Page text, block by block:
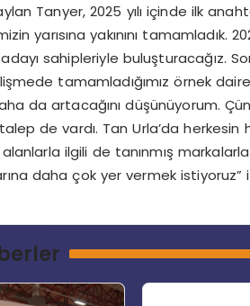
Tanyer, 2025 yılı içinde ilk
yarısına yakınını tamamladık.
adayı sahipleriyle buluşturacağız.
tamamladığımız örnek
da artacağını düşünüyorum.
de vardı. Tan Urla’da
ilgili de tanınmış
daha çok yer vermek istiyoruz”